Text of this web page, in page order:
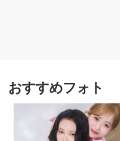
おすすめフォト